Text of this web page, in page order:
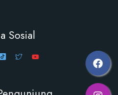
Sosial